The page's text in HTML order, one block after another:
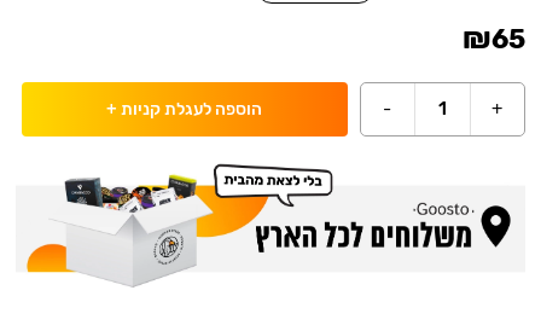
₪65
+
1
- הוספה לעגלת קניות +